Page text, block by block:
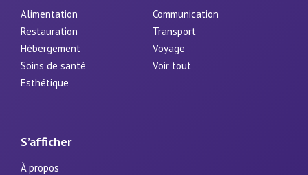
Alimentation
Communication
Restauration
Transport
Hébergement
Voyage
Soins de santé
Voir tout
Esthétique
S’afficher
À propos